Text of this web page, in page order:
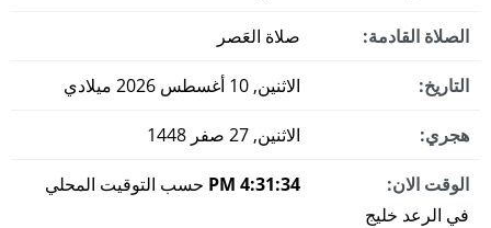
الصلاة القادمة: صلاة العَصر
التاريخ: الاثنين, 10 أغسطس 2026 ميلادي
هجري: الاثنين, 27 صفر 1448
الوقت الان: 4:31:35 PM
حسب التوقيت المحلي
في الرعد خليج